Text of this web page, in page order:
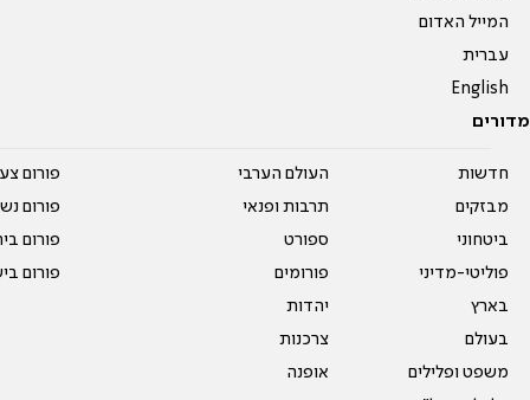
המייל האדום
עברית
English
מדורים
חדשות
מבזקים
ביטחוני
פוליטי-מדיני
בארץ
בעולם
משפט ופלילים
העולם הערבי
תרבות ופנאי
ספורט
פורומים
יהדות
צרכנות
אופנה
פורום
פורום
פורום
פורום